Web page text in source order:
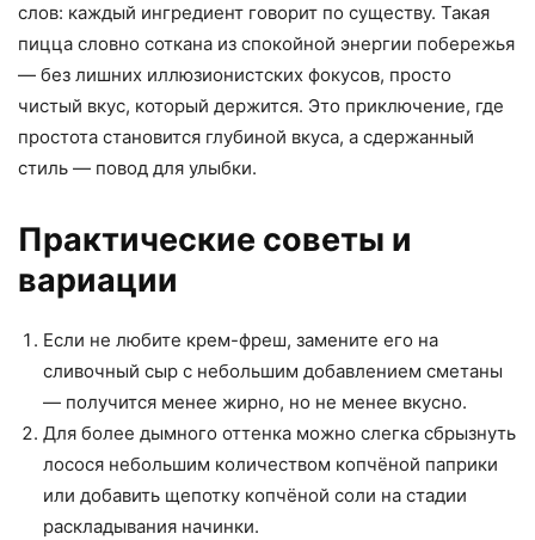
слов: каждый ингредиент говорит по существу. Такая
пицца словно соткана из спокойной энергии побережья
— без лишних иллюзионистских фокусов, просто
чистый вкус, который держится. Это приключение, где
простота становится глубиной вкуса, а сдержанный
стиль — повод для улыбки.
Практические советы и
вариации
Если не любите крем-фреш, замените его на
сливочный сыр с небольшим добавлением сметаны
— получится менее жирно, но не менее вкусно.
Для более дымного оттенка можно слегка сбрызнуть
лосося небольшим количеством копчёной паприки
или добавить щепотку копчёной соли на стадии
раскладывания начинки.